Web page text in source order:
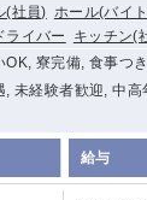
(社員) ホール(バイ
ライバー
キッチン(
OK, 寮完備, 食事つ
, 未経験者歓迎, 中
給与
口）
学芸大学
公園口）小作・羽
吉祥寺
錦糸町南
の好立地！①JR埼京